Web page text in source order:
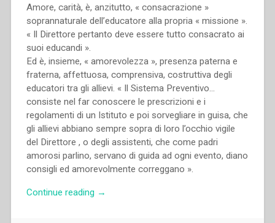
Amore, carità, è, anzitutto, « consacrazione »
soprannaturale dell’educatore alla propria « missione ».
« Il Direttore pertanto deve essere tutto consacrato ai
suoi educandi ».
Ed è, insieme, « amorevolezza », presenza paterna e
fraterna, affettuosa, comprensiva, costruttiva degli
educatori tra gli allievi. « Il Sistema Preventivo…
consiste nel far conoscere le prescrizioni e i
regolamenti di un Istituto e poi sorvegliare in guisa, che
gli allievi abbiano sempre sopra di loro l’occhio vigile
del Direttore , o degli assistenti, che come padri
amorosi parlino, servano di guida ad ogni evento, diano
consigli ed amorevolmente correggano ».
Continue reading “Pietro
→